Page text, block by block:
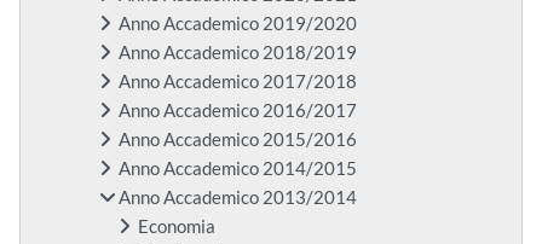
Anno Accademico 2019/2020
Anno Accademico 2018/2019
Anno Accademico 2017/2018
Anno Accademico 2016/2017
Anno Accademico 2015/2016
Anno Accademico 2014/2015
Anno Accademico 2013/2014
Economia